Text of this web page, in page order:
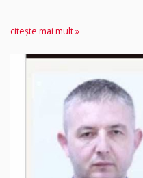
citește mai mult »